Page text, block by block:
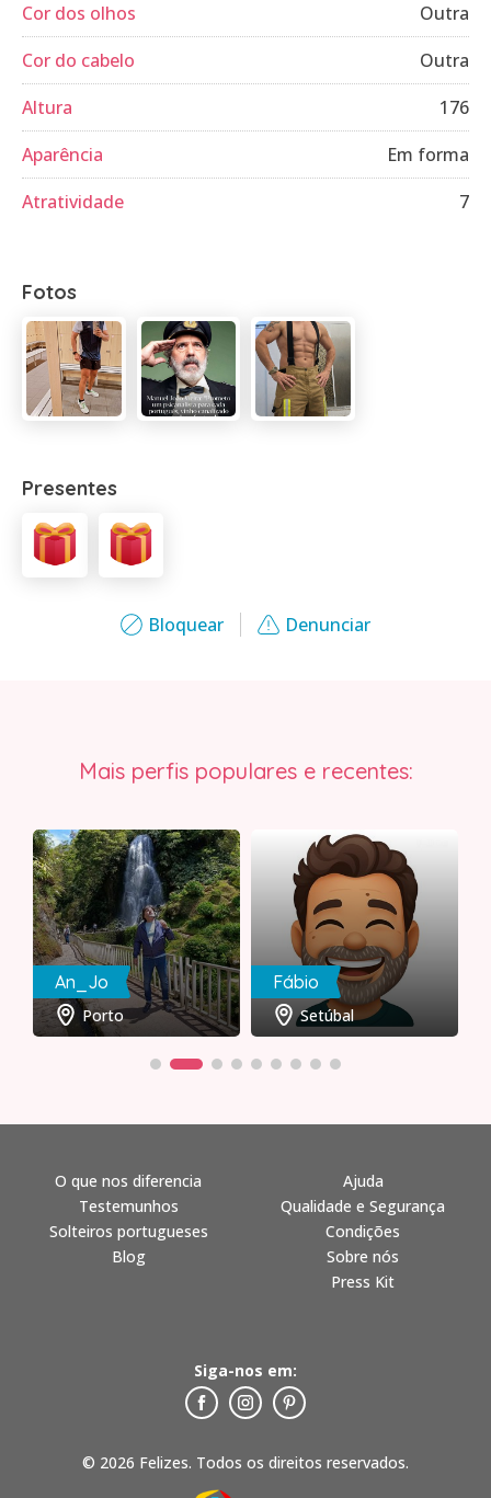
Bloquear Denunciar
Cor dos olhos
Outra
Cor do cabelo
Outra
Altura
176
Aparência
Em forma
Atratividade
7
Fotos
Presentes
Mais perfis populares e recentes:
An_Jo
Porto
Fábio
Setúbal
© 2026 Felizes. Todos os direitos reservados.
O que nos diferencia
Testemunhos
Solteiros portugueses
Blog
Ajuda
Qualidade e Segurança
Condições
Sobre nós
Press Kit
Siga-nos em: